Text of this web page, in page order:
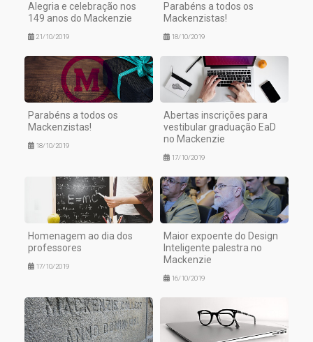
Alegria e celebração nos
149 anos do Mackenzie
21/10/2019
Parabéns a todos os
Mackenzistas!
18/10/2019
Parabéns a todos os
Mackenzistas!
18/10/2019
Abertas inscrições para
vestibular graduação EaD
no Mackenzie
17/10/2019
Homenagem ao dia dos
professores
17/10/2019
Maior expoente do Design
Inteligente palestra no
Mackenzie
16/10/2019